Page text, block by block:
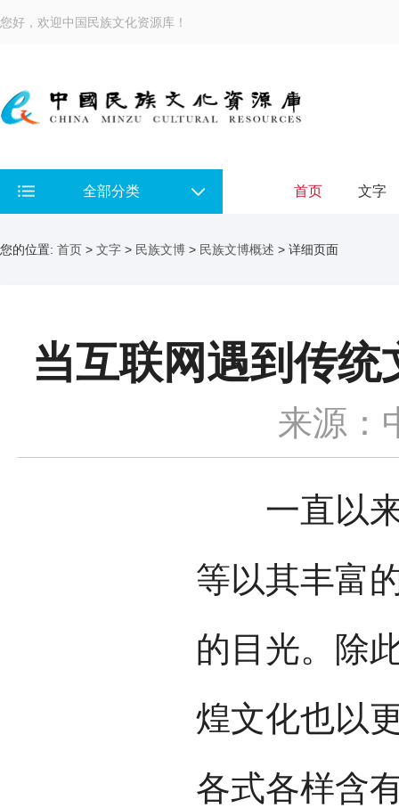
您好，欢迎中国民族文化资源库！
全部分类 首页 文字
您的位置: 首页 > 文字 > 民族文博 > 民族文博概述 > 详细页面
当互联网遇到传
来源：
一直以来
等以其丰富
的目光。除
煌文化也以
各式各样含